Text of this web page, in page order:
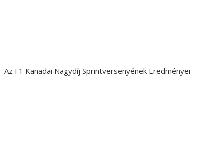
Az F1 Kanadai Nagydíj Sprintversenyének Eredményei